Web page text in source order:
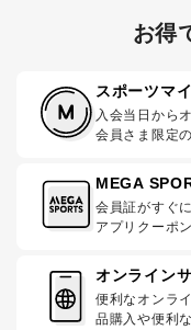
お得
スポーツマ
入会当日から
会員さま限定
MEGA
会員証がすぐ
アプリクーポ
オンライン
便利なオンラ
品購入や便利